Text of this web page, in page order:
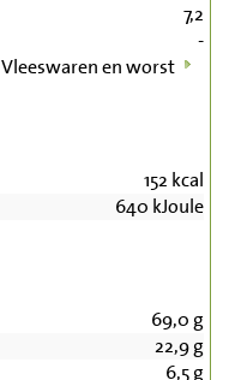
7,2
-
Vleeswaren en worst
152 kcal
640 kJoule
69,0 g
22,9g
6,5g